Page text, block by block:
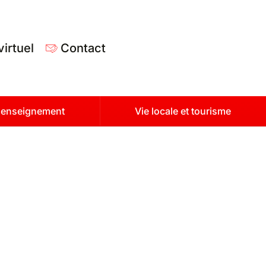
Contact
Vie locale et tourisme